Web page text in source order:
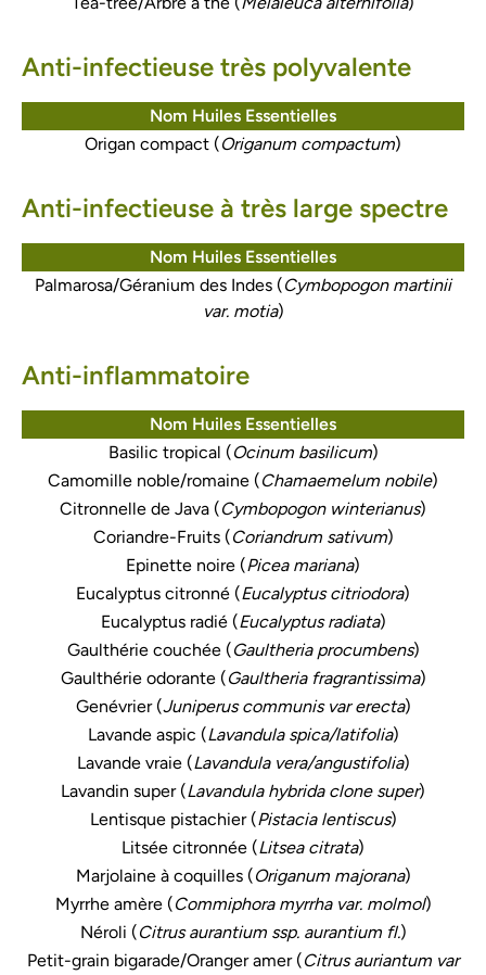
Anti-infectieuse très polyvalente
Nom Huiles Essentielles
Origan compact (Origanum compactum)
Anti-infectieuse à très large spectre
Nom Huiles Essentielles
Palmarosa/Géranium des Indes (Cymbopogon martinii
var. motia)
Anti-inflammatoire
Nom Huiles Essentielles
Basilic tropical (Ocinum basilicum)
Camomille noble/romaine (Chamaemelum nobile)
Citronnelle de Java (Cymbopogon winterianus)
Coriandre-Fruits (Coriandrum sativum)
Epinette noire (Picea mariana)
Eucalyptus citronné (Eucalyptus citriodora)
Eucalyptus radié (Eucalyptus radiata)
Gaulthérie couchée (Gaultheria procumbens)
Gaulthérie odorante (Gaultheria fragrantissima)
Genévrier (Juniperus communis var erecta)
Lavande aspic (Lavandula spica/latifolia)
Lavande vraie (Lavandula vera/angustifolia)
Lavandin super (Lavandula hybrida clone super)
Lentisque pistachier (Pistacia lentiscus)
Litsée citronnée (Litsea citrata)
Marjolaine à coquilles (Origanum majorana)
Myrrhe amère (Commiphora myrrha var. molmol)
Néroli (Citrus aurantium ssp. aurantium fl.)
Petit-grain bigarade/Oranger amer (Citrus auriantum var